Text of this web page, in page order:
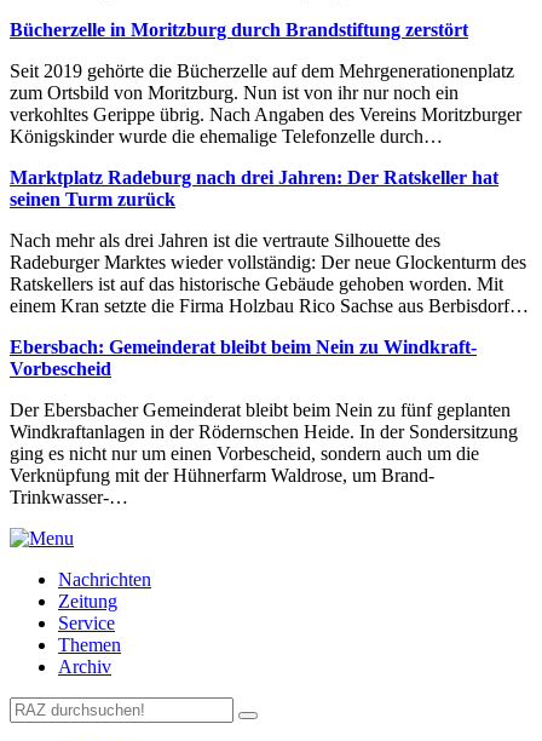
Bücherzelle in Moritzburg durch Brandstiftung zerstört
Seit 2019 gehörte die Bücherzelle auf dem Mehrgenerationenplatz
zum Ortsbild von Moritzburg. Nun ist von ihr nur noch ein
verkohltes Gerippe übrig. Nach Angaben des Vereins Moritzburger
Königskinder wurde die ehemalige Telefonzelle durch…
Marktplatz Radeburg nach drei Jahren: Der Ratskeller hat
seinen Turm zurück
Nach mehr als drei Jahren ist die vertraute Silhouette des
Radeburger Marktes wieder vollständig: Der neue Glockenturm des
Ratskellers ist auf das historische Gebäude gehoben worden. Mit
einem Kran setzte die Firma Holzbau Rico Sachse aus Berbisdorf…
Ebersbach: Gemeinderat bleibt beim Nein zu Windkraft-
Vorbescheid
Der Ebersbacher Gemeinderat bleibt beim Nein zu fünf geplanten
Windkraftanlagen in der Rödernschen Heide. In der Sondersitzung
ging es nicht nur um einen Vorbescheid, sondern auch um die
Verknüpfung mit der Hühnerfarm Waldrose, um Brand-
Trinkwasser-…
Nachrichten
Zeitung
Service
Themen
Archiv